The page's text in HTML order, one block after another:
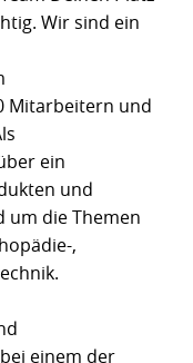
Wir sind ein
Mitarbeitern und
ein
und
um die Themen
,
einem der